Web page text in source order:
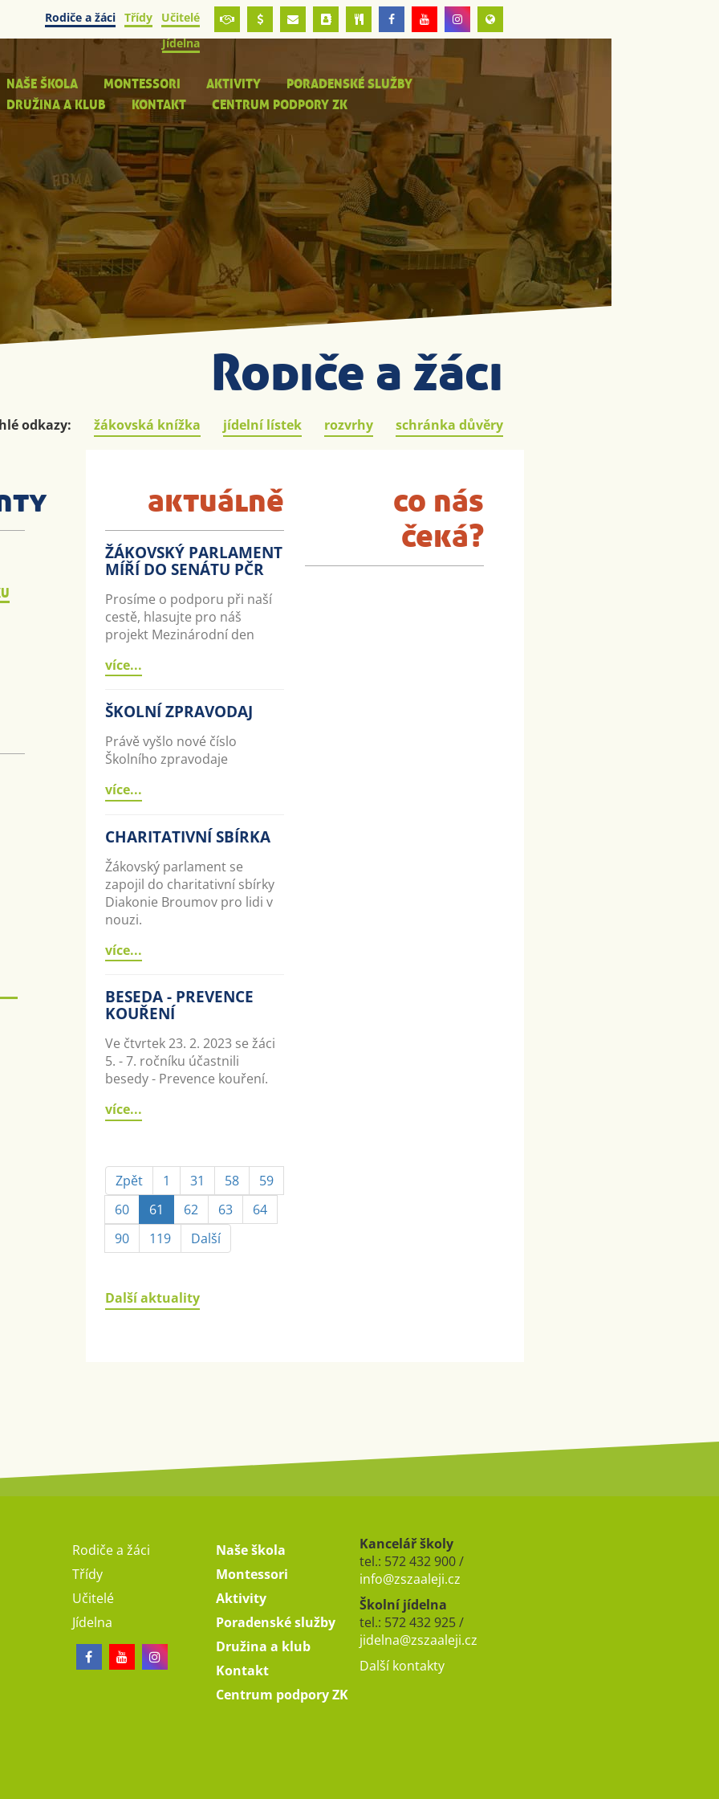
Rodiče a žáci Třídy
Učitelé
Jídelna
NAŠE ŠKOLA MONTESSORI AKTIVITY
PORADENSKÉ SLUŽBY
DRUŽINA A KLUB
KONTAKT CENTRUM PODPORY ZK
Rodiče a žáci
odkazy: žákovská knížka jídelní lístek rozvrhy schránka důvěry
aktuálně
ŽÁKOVSKÝ PARLAMENT
MÍŘÍ DO SENÁTU PČR
Prosíme o podporu při naší
cestě, hlasujte pro náš
projekt Mezinárodní den
více...
ŠKOLNÍ ZPRAVODAJ
Právě vyšlo nové číslo
Školního zpravodaje
více...
CHARITATIVNÍ SBÍRKA
Žákovský parlament se
zapojil do charitativní sbírky
Diakonie Broumov pro lidi v
nouzi.
více...
BESEDA - PREVENCE
KOUŘENÍ
Ve čtvrtek 23. 2. 2023 se žáci
5. - 7. ročníku účastnili
besedy - Prevence kouření.
více...
Zpět 1 31 58
59
60
61 62 63
64
90
119 Další
Další aktuality
co nás
čeká?
Rodiče a žáci
Třídy
Učitelé
Jídelna
Naše škola
Montessori
Aktivity
Poradenské služby
Družina a klub
Kontakt
Centrum podpory ZK
Kancelář školy
tel.: 572 432 900 /
info@zszaaleji.cz
Školní jídelna
tel.: 572 432 925 /
jidelna@zszaaleji.cz
Další kontakty